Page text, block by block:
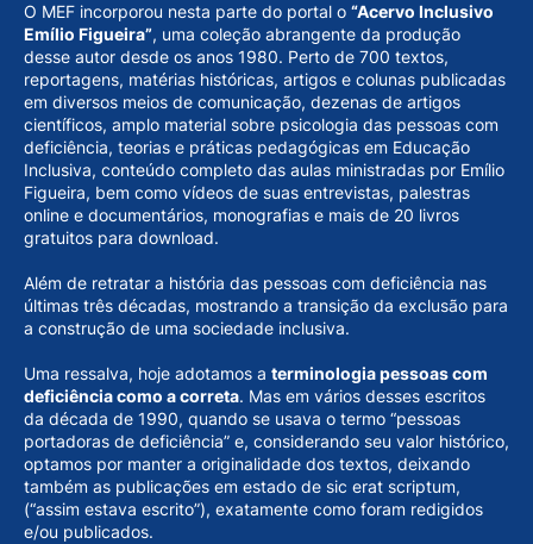
O MEF incorporou nesta parte do portal o “Acervo Inclusivo
Emílio Figueira”, uma coleção abrangente da produção
desse autor desde os anos 1980. Perto de 700 textos,
reportagens, matérias históricas, artigos e colunas publicadas
em diversos meios de comunicação, dezenas de artigos
científicos, amplo material sobre psicologia das pessoas com
deficiência, teorias e práticas pedagógicas em Educação
Inclusiva, conteúdo completo das aulas ministradas por Emílio
Figueira, bem como vídeos de suas entrevistas, palestras
online e documentários, monografias e mais de 20 livros
gratuitos para download.
Além de retratar a história das pessoas com deficiência nas
últimas três décadas, mostrando a transição da exclusão para
a construção de uma sociedade inclusiva.
Uma ressalva, hoje adotamos a terminologia pessoas com
deficiência como a correta. Mas em vários desses escritos
da década de 1990, quando se usava o termo “pessoas
portadoras de deficiência” e, considerando seu valor histórico,
optamos por manter a originalidade dos textos, deixando
também as publicações em estado de sic erat scriptum,
(“assim estava escrito”), exatamente como foram redigidos
e/ou publicados.